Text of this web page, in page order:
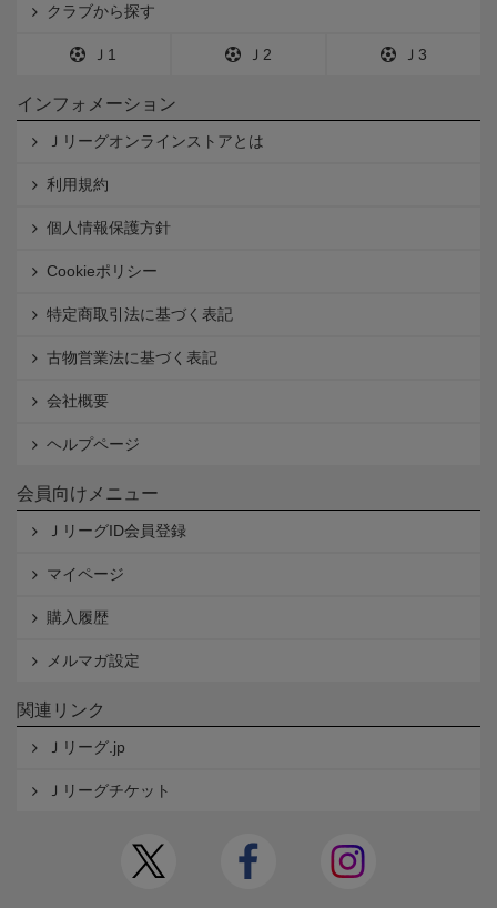
クラブから探す
Ｊ1 Ｊ2 Ｊ3
インフォメーション
Ｊリーグオンラインストアとは
利用規約
個人情報保護方針
Cookieポリシー
特定商取引法に基づく表記
古物営業法に基づく表記
会社概要
ヘルプページ
会員向けメニュー
ＪリーグID会員登録
マイページ
購入履歴
メルマガ設定
関連リンク
Ｊリーグ.jp
Ｊリーグチケット